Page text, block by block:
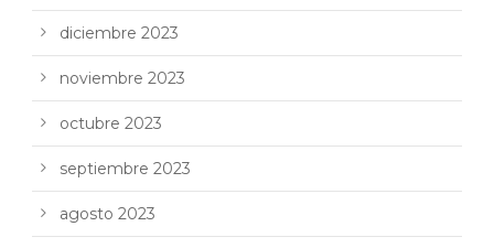
diciembre 2023
noviembre 2023
octubre 2023
septiembre 2023
agosto 2023